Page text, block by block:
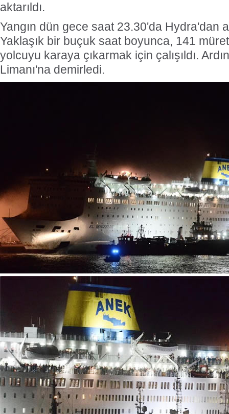
aktarıldı.
Yangın dün gece saat 23.30'da Hydra'dan
Yaklaşık bir buçuk saat boyunca, 141
yolcuyu karaya çıkarmak için çalışıldı.
Limanı'na demirledi.